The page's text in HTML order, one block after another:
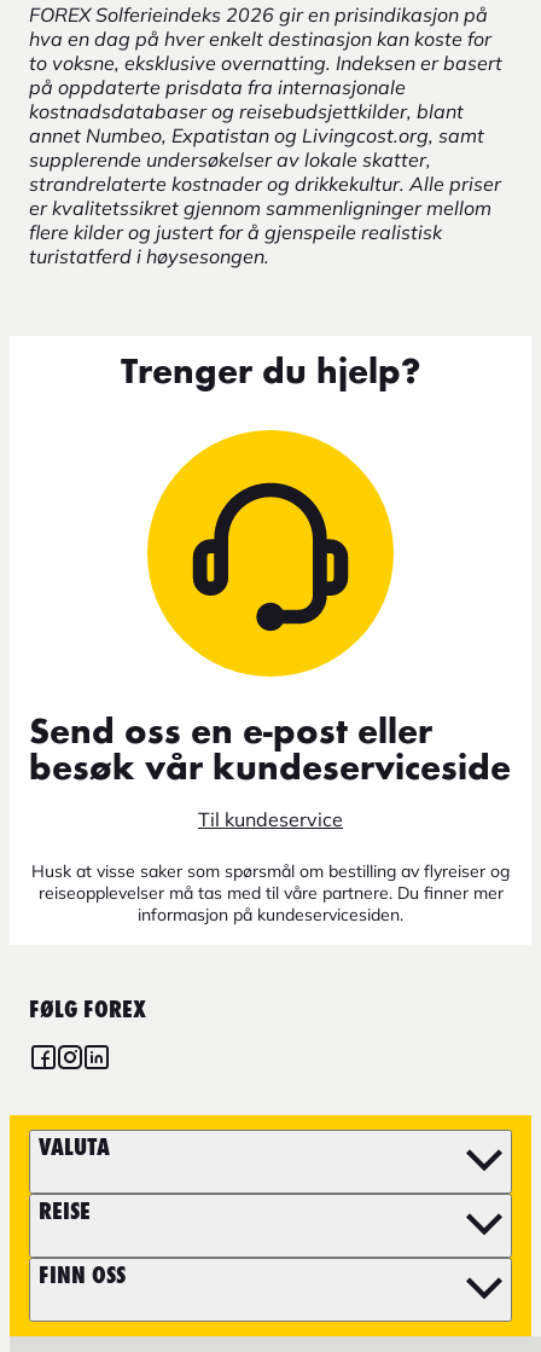
FOREX Solferieindeks 2026 gir en prisindikasjon på
hva en dag på hver enkelt destinasjon kan koste for
to voksne, eksklusive overnatting. Indeksen er basert
på oppdaterte prisdata fra internasjonale
kostnadsdatabaser og reisebudsjettkilder, blant
annet Numbeo, Expatistan og Livingcost.org, samt
supplerende undersøkelser av lokale skatter,
strandrelaterte kostnader og drikkekultur. Alle priser
er kvalitetssikret gjennom sammenligninger mellom
flere kilder og justert for å gjenspeile realistisk
turistatferd i høysesongen.
Trenger du hjelp?
Send oss en e-post eller
besøk vår kundeserviceside
Til kundeservice
Husk at visse saker som spørsmål om bestilling av flyreiser og
reiseopplevelser må tas med til våre partnere. Du finner mer
informasjon på kundeservicesiden.
FØLG FOREX
VALUTA
REISE
FINN OSS